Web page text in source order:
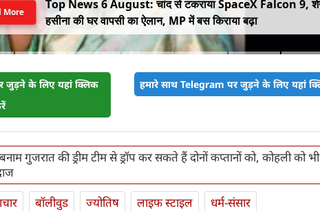
Top News 6 August: चांद से टकराया SpaceX Falcon 9,
हसीना की घर वापसी का ऐलान, MP में बस किराया बढ़ा
More
जुड़ने के लिए यहां क्लिक
हमारे साथ Telegram पर जुड़ने के लिए यहां
गुजरात की ड्रीम टीम से ड्रॉप कर सकते हैं दोनों कप्तानों को, कोहली को
बॉलीवुड ज्योतिष लाइफ स्‍टाइल
धर्म-संसार